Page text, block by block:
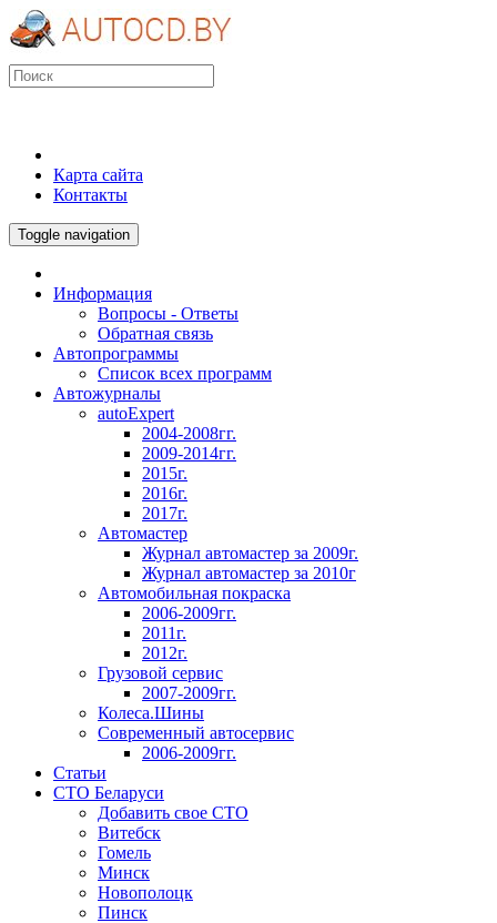
Карта сайта
Контакты
Toggle navigation
Информация
Вопросы - Ответы
Обратная связь
Автопрограммы
Список всех программ
Автожурналы
autoExpert
2004-2008гг.
2009-2014гг.
2015г.
2016г.
2017г.
Автомастер
Журнал автомастер за 2009г.
Журнал автомастер за 2010г
Автомобильная покраска
2006-2009гг.
2011г.
2012г.
Грузовой сервис
2007-2009гг.
Колеса.Шины
Современный автосервис
2006-2009гг.
Статьи
СТО Беларуси
Добавить свое СТО
Витебск
Гомель
Минск
Новополоцк
Пинск